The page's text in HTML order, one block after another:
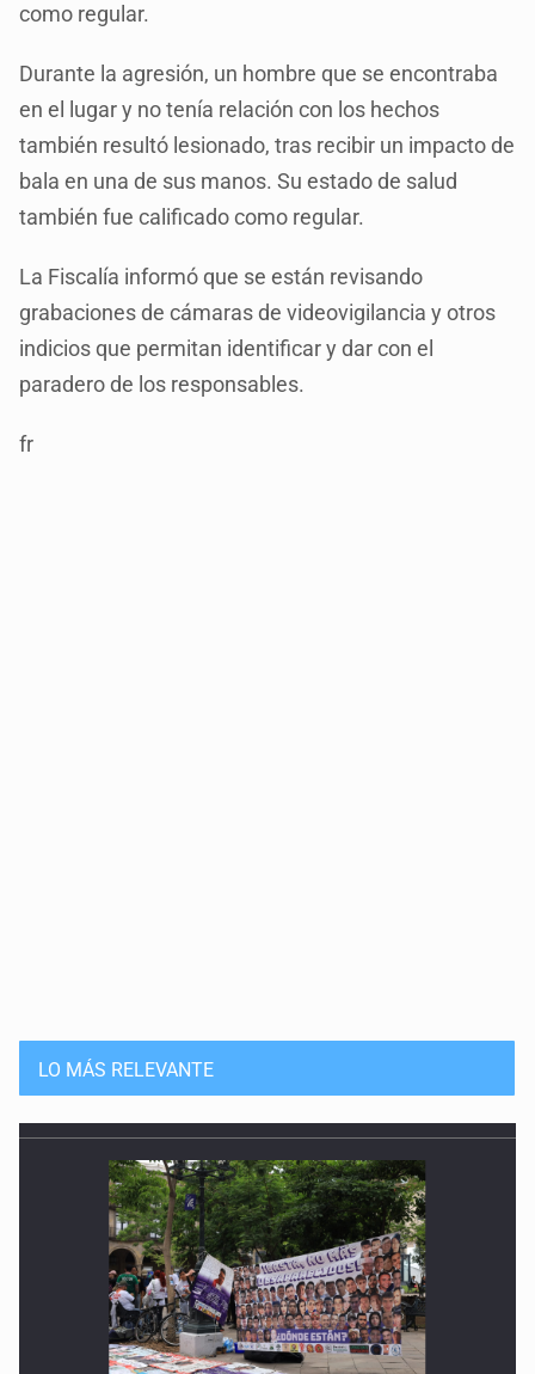
como regular.
Durante la agresión, un hombre que se encontraba
en el lugar y no tenía relación con los hechos
también resultó lesionado, tras recibir un impacto de
bala en una de sus manos. Su estado de salud
también fue calificado como regular.
La Fiscalía informó que se están revisando
grabaciones de cámaras de videovigilancia y otros
indicios que permitan identificar y dar con el
paradero de los responsables.
fr
LO MÁS RELEVANTE